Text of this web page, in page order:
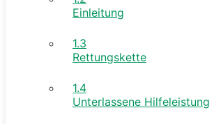
Einleitung
1.3
Rettungskette
1.4
Unterlassene Hilfeleistung